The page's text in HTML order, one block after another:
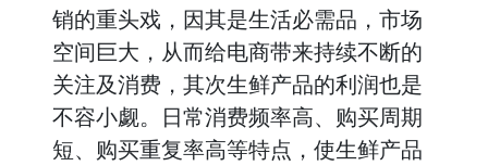
销的重头戏，因其是生活必需品，市场
空间巨大，从而给电商带来持续不断的
关注及消费，其次生鲜产品的利润也是
不容小觑。日常消费频率高、购买周期
短、购买重复率高等特点，使生鲜产品